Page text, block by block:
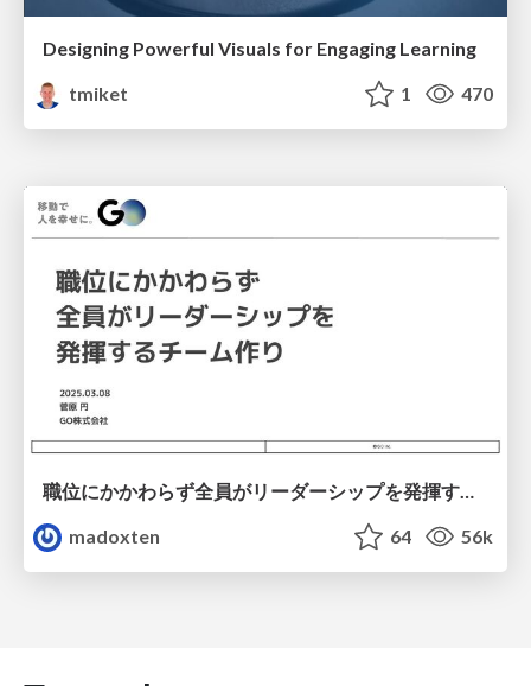
Designing Powerful Visuals for Engaging Learning
tmiket
1 470
madoxten
64 56k